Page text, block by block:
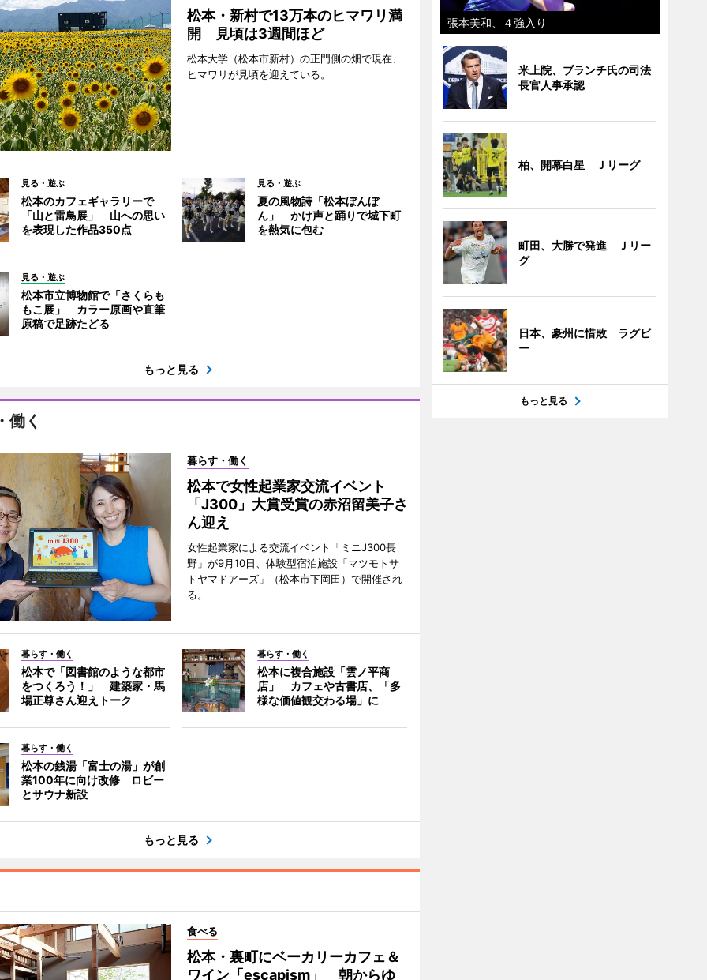
松本・新村で13万本のヒマワリ満
開 見頃は3週間ほど
松本大学（松本市新村）の正門側の畑で現在、
ヒマワリが見頃を迎えている。
見る・遊ぶ
松本のカフェギャラリーで
「山と雷鳥展」 山への思い
を表現した作品350点
見る・遊ぶ
夏の風物詩「松本ぼんぼ
ん」 かけ声と踊りで城下町
を熱気に包む
見る・遊ぶ
松本市立博物館で「さくらも
もこ展」 カラー原画や直筆
原稿で足跡たどる
もっと見る
働く
暮らす・働く
松本で女性起業家交流イベント
「J300」大賞受賞の赤沼留美子さ
ん迎え
女性起業家による交流イベント「ミニJ300長
野」が9月10日、体験型宿泊施設「マツモトサ
トヤマドアーズ」（松本市下岡田）で開催され
る。
暮らす・働く
松本で「図書館のような都市
をつくろう！」 建築家・馬
場正尊さん迎えトーク
暮らす・働く
松本に複合施設「雲ノ平商
店」 カフェや古書店、「多
様な価値観交わる場」に
暮らす・働く
松本の銭湯「富士の湯」が創
業100年に向け改修 ロビー
とサウナ新設
もっと見る
食べる
松本・裏町にベーカリーカフェ＆
ワイン「escapism」 朝からゆ
張本美和、４強入り
米上院、ブランチ氏の司法
長官人事承認
柏、開幕白星 Ｊリーグ
町田、大勝で発進 Ｊリー
グ
日本、豪州に惜敗 ラグビ
ー
もっと見る